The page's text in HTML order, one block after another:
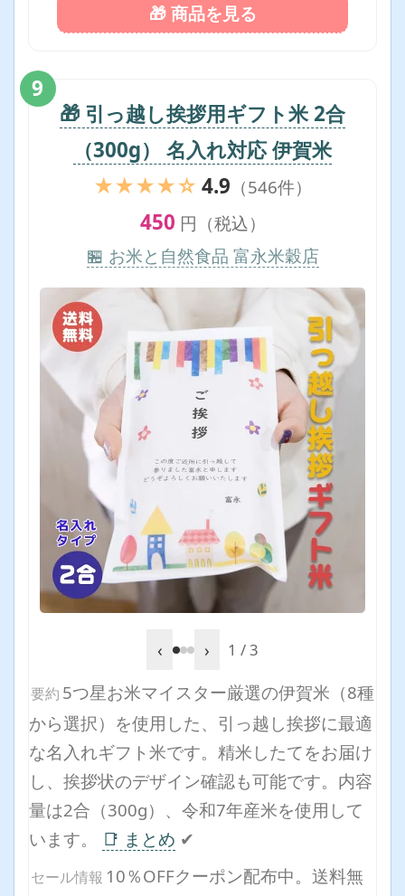
🎁 商品を見る
9
🎁 引っ越し挨拶用ギフト米 2合
（300g） 名入れ対応 伊賀米
★★★★☆ 4.9 （546件）
450 円（税込）
🏪 お米と自然食品 富永米穀店
‹ › 1 / 3
要約 5つ星お米マイスター厳選の伊賀米（8種
から選択）を使用した、引っ越し挨拶に最適
な名入れギフト米です。精米したてをお届け
し、挨拶状のデザイン確認も可能です。内容
量は2合（300g）、令和7年産米を使用して
います。
📑 まとめ ✔
セール情報 10％OFFクーポン配布中。送料無